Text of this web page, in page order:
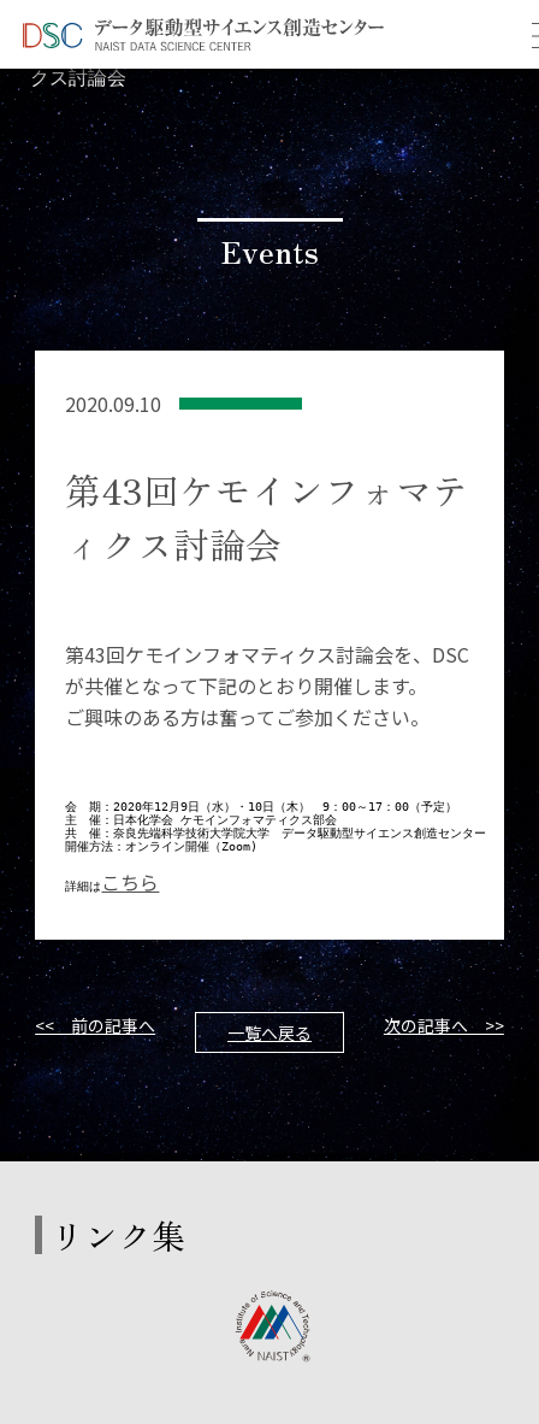
TOP ＞ イベント情報
＞ 第43回ケモインフォマティ
クス討論会
Events
2020.09.10
第43回ケモインフォマテ
ィクス討論会
第43回ケモインフォマティクス討論会を、DSC
が共催となって下記のとおり開催します。
ご興味のある方は奮ってご参加ください。
会　期：2020年12月9日（水）・10日（木）　9：00～17：00（予定）
主　催：日本化学会 ケモインフォマティクス部会
共　催：奈良先端科学技術大学院大学　データ駆動型サイエンス創造センター
開催方法：オンライン開催（Zoom)
詳細は こちら
<< 前の記事へ 一覧へ戻る 次の記事へ >>
リンク集